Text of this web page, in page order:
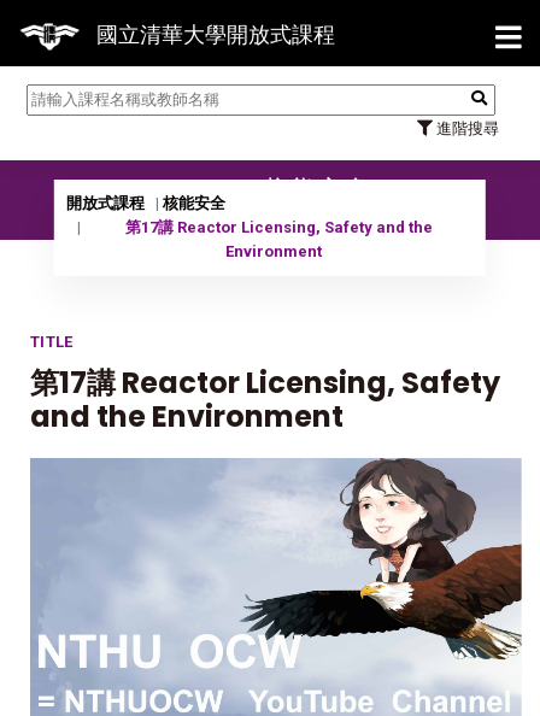
國立清華大學開放式課程
進階搜尋
【
10102 核能安全
開放式課程
核能安全
第17講 Reactor Licensing, Safety and the
Environment
TITLE
第17講 Reactor Licensing, Safety
and the Environment